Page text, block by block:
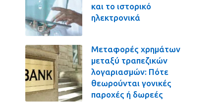
και το ιστορικό
ηλεκτρονικά
Μεταφορές χρημάτων
μεταξύ τραπεζικών
λογαριασμών: Πότε
θεωρούνται γονικές
παροχές ή δωρεές